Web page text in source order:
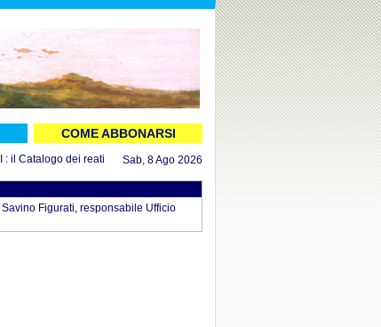
COME ABBONARSI
Catalogo dei reati aggiornato al 16 luglio 2026
Sab, 8 Ago 2026
Savino Figurati, responsabile Ufficio